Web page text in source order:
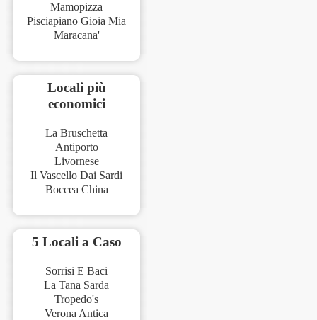
Mamopizza
Pisciapiano Gioia Mia
Maracana'
Locali più
economici
La Bruschetta
Antiporto
Livornese
Il Vascello Dai Sardi
Boccea China
5 Locali a Caso
Sorrisi E Baci
La Tana Sarda
Tropedo's
Verona Antica